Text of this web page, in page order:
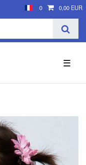
0 0,00 EUR
☰